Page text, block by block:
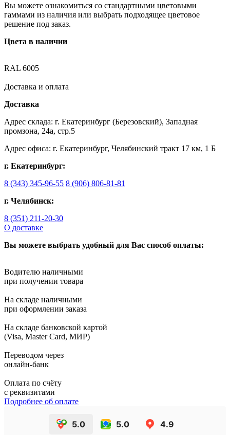
Вы можете ознакомиться со стандартными цветовыми
гаммами из наличия или выбрать подходящее цветовое
решение под заказ.
Цвета в наличии
RAL 6005
Доставка и оплата
Доставка
Адрес склада: г. Екатеринбург (Березовский), Западная
промзона, 24а, стр.5
Адрес офиса: г. Екатеринбург, Челябинский тракт 17 км, 1 Б
г. Екатеринбург:
8 (343) 345-96-55 8 (906) 806-81-81
г. Челябинск:
8 (351) 211-20-30
О доставке
Вы можете выбрать удобный для Вас способ оплаты:
Водителю наличными
при получении товара
На складе наличными
при оформлении заказа
На складе банковской картой
(Visa, Master Card, МИР)
Переводом через
онлайн-банк
Оплата по счёту
с реквизитами
Подробнее об оплате
5.0 5.0 4.9